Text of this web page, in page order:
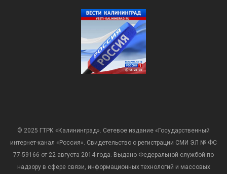
© 2025 ГТРК «Калининград». Сетевое издание «Государственный
интернет-канал «Россия». Свидетельство о регистрации СМИ ЭЛ № ФС
77-59166 от 22 августа 2014 года. Выдано Федеральной службой по
надзору в сфере связи, информационных технологий и массовых